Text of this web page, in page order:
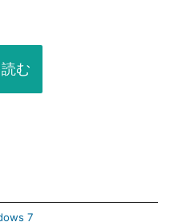
む
7